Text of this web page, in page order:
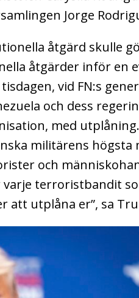
Jorge
åtgärd skulle
åtgärder inför en
vid FN:s
och dess
med
militärens
och
varje terroristbandit
att utplåna er”, sa